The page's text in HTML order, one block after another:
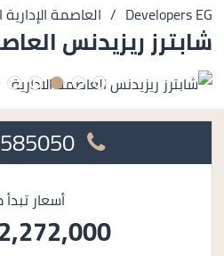
Developers EG
/ العاصمة
شابترز ريزيدنس
أسعار
2,272,000